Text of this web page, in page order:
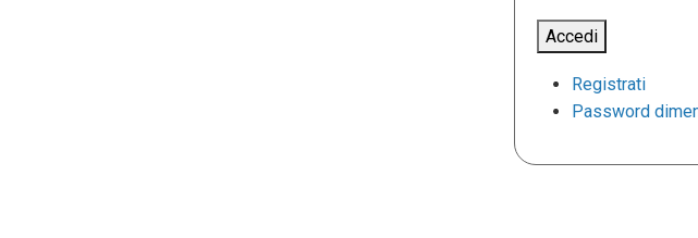
Accedi
Registrati
Password